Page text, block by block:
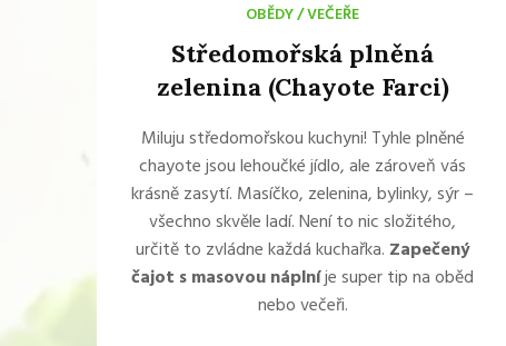
OBĚDY/VEČEŘE
Středomořská plněná
zelenina (Chayote Farci)
Miluju středomořskou kuchyni! Tyhle plněné
chayote jsou lehoučké jídlo, ale zároveň vás
krásně zasytí. Masíčko, zelenina, bylinky, sýr –
všechno skvěle ladí. Není to nic složitého,
určitě to zvládne každá kuchařka. Zapečený
čajot s masovou náplníje super tip na oběd
nebo večeři.